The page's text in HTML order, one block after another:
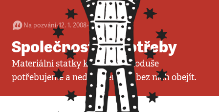
Na pozvání•12. 1. 2008•3minuty
Společnost (s)potřeby
Materiální statky k životu jednoduše
potřebujeme a nedokážeme se bez nich obejít.